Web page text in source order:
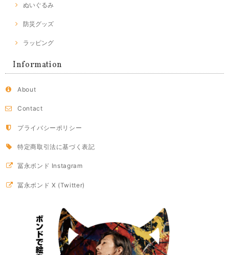
ぬいぐるみ
防災グッズ
ラッピング
Information
About
Contact
プライバシーポリシー
特定商取引法に基づく表記
冨永ボンド Instagram
冨永ボンド X (Twitter)